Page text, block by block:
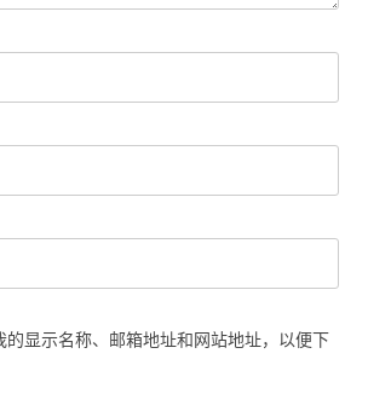
的显示名称、邮箱地址和网站地址，以便下